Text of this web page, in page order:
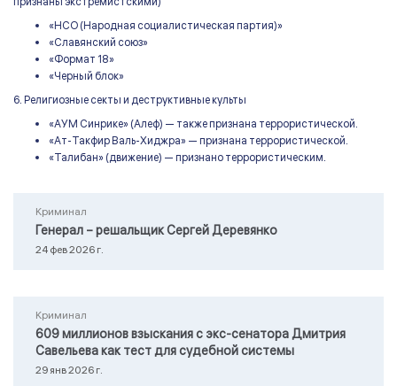
«НСО (Народная социалистическая партия)»
«Славянский союз»
«Формат 18»
«Черный блок»
6. Религиозные секты и деструктивные культы
«АУМ Синрике» (Алеф) — также признана террористической.
«Ат-Такфир Валь-Хиджра» — признана террористической.
«Талибан» (движение) — признано террористическим.
Криминал
Генерал – решальщик Сергей Деревянко
24 фев 2026 г.
Криминал
609 миллионов взыскания с экс-сенатора Дмитрия
Савельева как тест для судебной системы
29 янв 2026 г.